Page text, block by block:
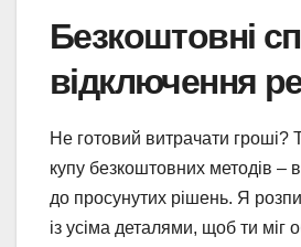
Безкоштовні
відключення
Не готовий витрачати гроші?
купу безкоштовних методів –
до просунутих рішень. Я
із усіма деталями, щоб ти міг